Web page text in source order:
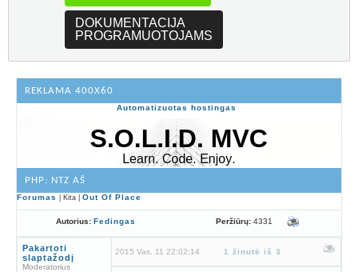
DOKUMENTACIJA
PROGRAMUOTOJAMS
REKLAMA 400X60
Automatizuotas hostingas
PHP: NTZ AŠ
Forumas | Kita | Out Of Place
Autorius: Fedingas Peržiūrų: 4331
Pakartoti
slaptažodį
Moderatorius
2015 Vas. 11 22:02:14 1 žinutė iš 3